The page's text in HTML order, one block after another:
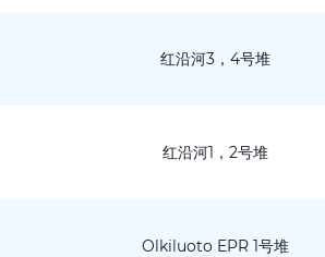
红沿河3，4号堆
红沿河1，2号堆
Olkiluoto EPR 1号堆